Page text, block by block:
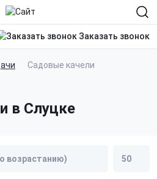
Заказать звонок
Садовые качели
в Слуцке